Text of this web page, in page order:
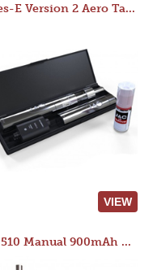
Series-E Version 2 Aero Tank Starter Kit
VIEW
JAC 510 Manual 900mAh Starter Kit